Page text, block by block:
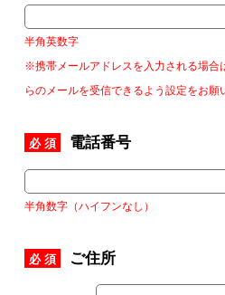
半角英数字
※携帯メールアドレスを入力される場合
らのメールを受信できるよう設定をお願
必 須 電話番号
半角数字（ハイフンなし）
必 須 ご住所